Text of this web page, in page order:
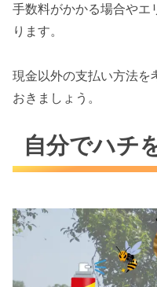
手数料がかかる場合やエ
ります。
現金以外の支払い方法を
おきましょう。
自分でハチ